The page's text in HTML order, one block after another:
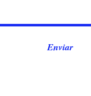
Enviar